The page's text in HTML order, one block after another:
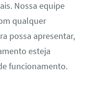
Nossa equipe
qualquer
possa apresentar,
esteja
funcionamento.